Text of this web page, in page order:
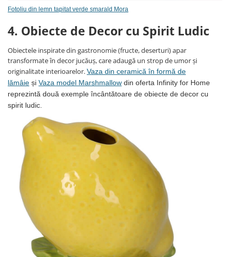
Fotoliu din lemn tapitat verde smarald Mora
4. Obiecte de Decor cu Spirit Ludic
Obiectele inspirate din gastronomie (fructe, deserturi) apar
transformate în decor jucăuș, care adaugă un strop de umor și
originalitate interioarelor.Vaza din ceramică în formă de
lămâie și Vaza model Marshmallow din oferta Infinity for Home
reprezintă două exemple încântătoare de obiecte de decor cu
spirit ludic.